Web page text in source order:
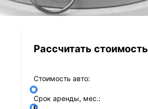
Рассчитать стоимость
Стоимость авто:
Срок аренды, мес.: